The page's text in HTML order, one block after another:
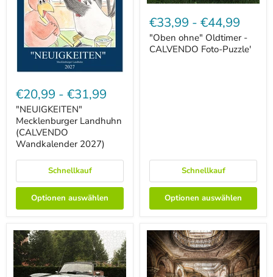
Mecklenburger
Landhuhn
(CALVENDO
Wandkalender
2027)
€20,99 - €31,99
"NEUIGKEITEN"
Mecklenburger Landhuhn
(CALVENDO
Wandkalender 2027)
Schnellkauf
Optionen auswählen
ohne"
Oldtimer
CALVENDO
€33,99 - €44,99
"Oben ohne" Oldtimer -
CALVENDO Foto-Puzzle'
Schnellkauf
Optionen auswählen